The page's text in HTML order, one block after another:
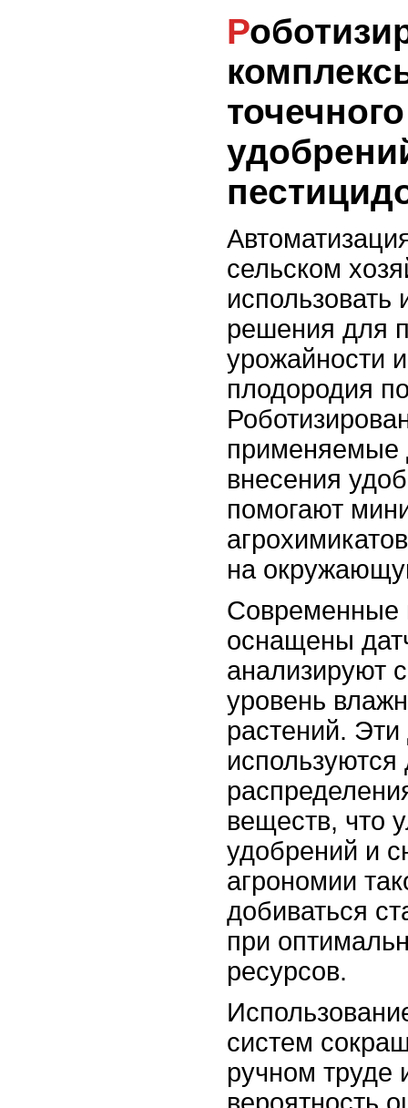
Роботизированные
сельском
решения для
урожайности
плодородия
применяемые
внесения
помогают
на
Современные
оснащены
анализируют
уровень
растений.
используются
веществ, что
удобрений и
агрономии
добиваться
при
ресурсов.
систем
ручном труде